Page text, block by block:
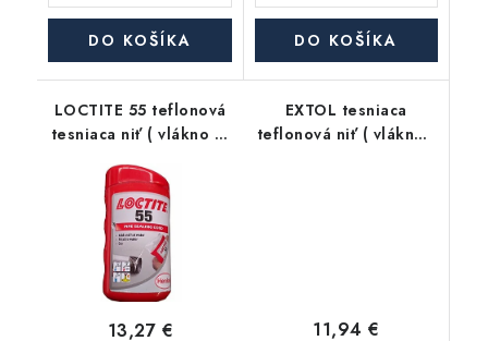
DO KOŠÍKA DO KOŠÍKA
LOCTITE 55 teflonová
tesniaca niť ( vlákno ) -
13,27 €
EXTOL tesniaca
teflonová niť ( vlákno )
11,94 €